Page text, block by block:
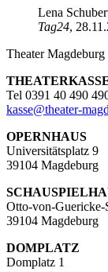
Lena
Tag24,
Theater Magdeburg
Tel 0391 40 490
kasse@theater-
OPERNHAUS
Universitätsplatz 9
39104 Magdeburg
Otto-von-Guericke-
39104 Magdeburg
DOMPLATZ
Domplatz 1